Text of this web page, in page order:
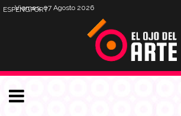
Viernes, 07 Agosto 2026
ESPENGPORT